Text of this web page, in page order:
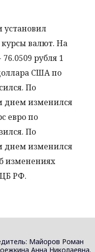
установил
валют. На
рубля 1
США по
По
днем изменился
евро по
По
днем изменился
изменениях
РФ.
Майоров Роман
Анна Николаевна.